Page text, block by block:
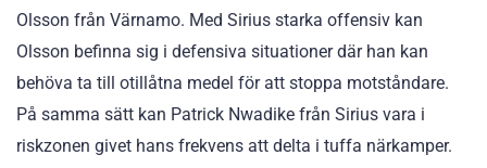
Olsson från Värnamo. Med Sirius starka offensiv kan
Olsson befinna sig i defensiva situationer där han kan
behöva ta till otillåtna medel för att stoppa motståndare.
På samma sätt kan Patrick Nwadike från Sirius vara i
riskzonen givet hans frekvens att delta i tuffa närkamper.